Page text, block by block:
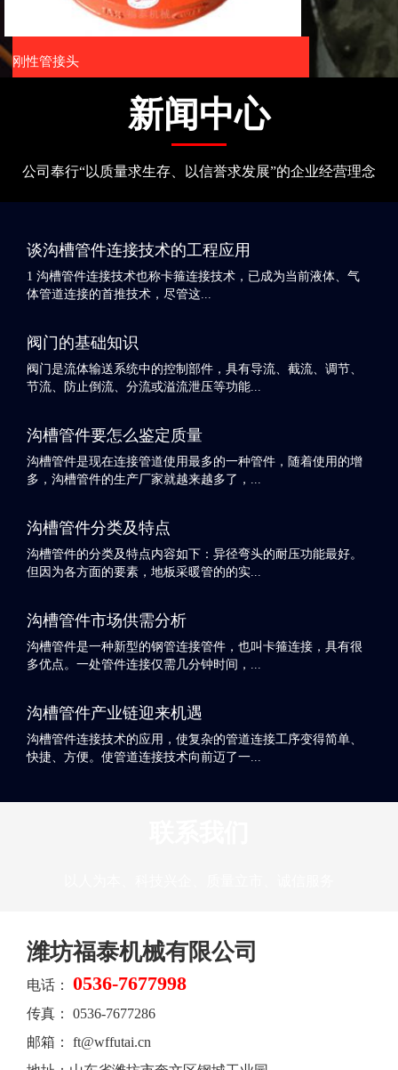
刚性管接头
新闻中心
公司奉行“以质量求生存、以信誉求发展”的企业经营理念
谈沟槽管件连接技术的工程应用
1 沟槽管件连接技术也称卡箍连接技术，已成为当前液体、气
体管道连接的首推技术，尽管这...
阀门的基础知识
阀门是流体输送系统中的控制部件，具有导流、截流、调节、
节流、防止倒流、分流或溢流泄压等功能...
沟槽管件要怎么鉴定质量
沟槽管件是现在连接管道使用最多的一种管件，随着使用的增
多，沟槽管件的生产厂家就越来越多了，...
沟槽管件分类及特点
沟槽管件的分类及特点内容如下：异径弯头的耐压功能最好。
但因为各方面的要素，地板采暖管的的实...
沟槽管件市场供需分析
沟槽管件是一种新型的钢管连接管件，也叫卡箍连接，具有很
多优点。一处管件连接仅需几分钟时间，...
沟槽管件产业链迎来机遇
沟槽管件连接技术的应用，使复杂的管道连接工序变得简单、
快捷、方便。使管道连接技术向前迈了一...
潍坊福泰机械有限公司
电话： 0536-7677998
传真： 0536-7677286
邮箱： ft@wffutai.cn